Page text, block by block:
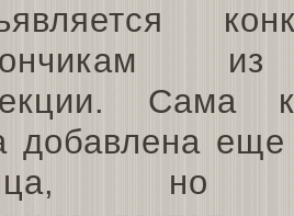
Сама
добавлена еще
но